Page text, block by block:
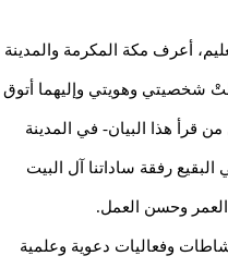
أعرف مكة المكرمة والمدينة
شخصيتي وهويتي وإليهما أتوق
قرأ هذا البيان- في المدينة
رفقة ساداتنا آل البيت
وحسن العمل.
وفعاليات دعوية وعلمية